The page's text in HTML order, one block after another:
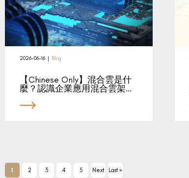
2026-06-16 | Blog
【Chinese Only】混合雲是什
麼？認識企業應用混合雲架…
1 2 3 4 5 Next Last »